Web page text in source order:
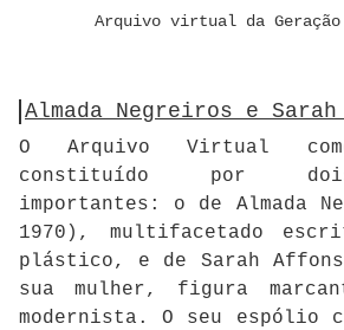
Arquivo virtual da Geração
Almada Negreiros e
O Arquivo Virtual
constituído por
importantes: o de Almada
1970), multifacetado
plástico, e de Sarah
sua mulher, figura
modernista. O seu espólio